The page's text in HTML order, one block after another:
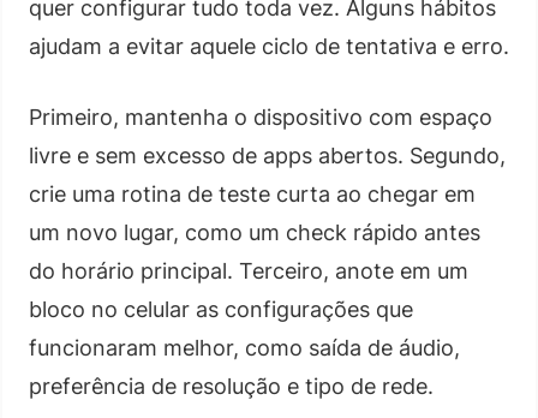
quer configurar tudo toda vez. Alguns hábitos
ajudam a evitar aquele ciclo de tentativa e erro.
Primeiro, mantenha o dispositivo com espaço
livre e sem excesso de apps abertos. Segundo,
crie uma rotina de teste curta ao chegar em
um novo lugar, como um check rápido antes
do horário principal. Terceiro, anote em um
bloco no celular as configurações que
funcionaram melhor, como saída de áudio,
preferência de resolução e tipo de rede.